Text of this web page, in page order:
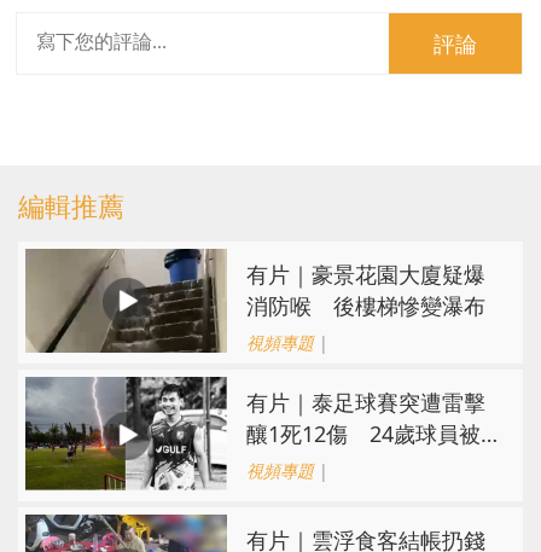
評論
編輯推薦
有片｜豪景花園大廈疑爆
消防喉 後樓梯慘變瀑布
視頻專題|
有片｜泰足球賽突遭雷擊
釀1死12傷 24歲球員被
閃電劈中亡
視頻專題|
​有片｜雲浮食客結帳扔錢